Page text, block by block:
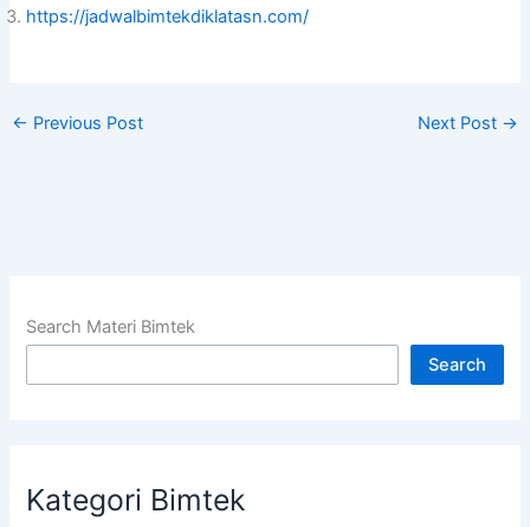
https://jadwalbimtekdiklatasn.com/
← Previous Post Next Post →
Search Materi Bimtek
Search
Kategori Bimtek